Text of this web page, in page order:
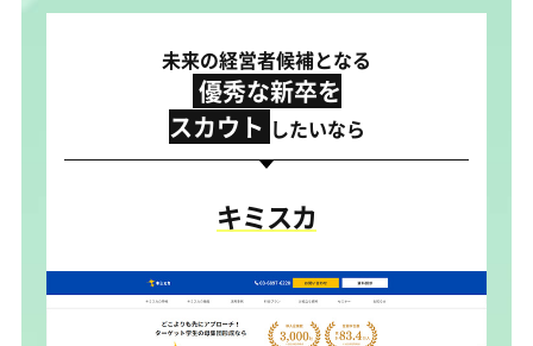
未来の経営者候補となる
優秀な新卒を
スカウト したいなら
キミスカ